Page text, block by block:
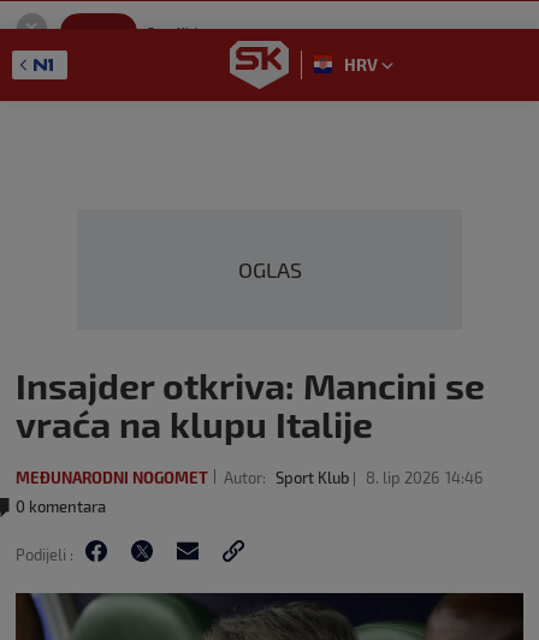
SportKlub
GET - On the Google Play
HRV
OGLAS
Insajder otkriva: Mancini se
vraća na klupu Italije
MEĐUNARODNI NOGOMET Autor: Sport Klub 8. lip 2026 14:46
0 komentara
Podijeli :